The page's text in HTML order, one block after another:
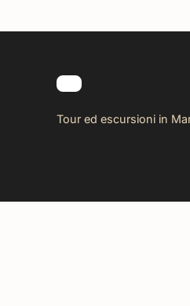
Tour ed escursioni in